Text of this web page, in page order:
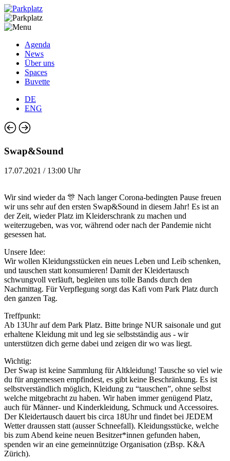
Agenda
News
Über uns
Spaces
Buvette
DE
ENG
Swap&Sound
17.07.2021 / 13:00 Uhr
Wir sind wieder da 🎊 Nach langer Corona-bedingten Pause freuen
wir uns sehr auf den ersten Swap&Sound in diesem Jahr! Es ist an
der Zeit, wieder Platz im Kleiderschrank zu machen und
weiterzugeben, was vor, während oder nach der Pandemie nicht
gesessen hat.
Unsere Idee:
Wir wollen Kleidungsstücken ein neues Leben und Leib schenken,
und tauschen statt konsumieren! Damit der Kleidertausch
schwungvoll verläuft, begleiten uns tolle Bands durch den
Nachmittag. Für Verpflegung sorgt das Kafi vom Park Platz durch
den ganzen Tag.
Treffpunkt:
Ab 13Uhr auf dem Park Platz. Bitte bringe NUR saisonale und gut
erhaltene Kleidung mit und leg sie selbstständig aus - wir
unterstützen dich gerne dabei und zeigen dir wo was liegt.
Wichtig:
Der Swap ist keine Sammlung für Altkleidung! Tausche so viel wie
du für angemessen empfindest, es gibt keine Beschränkung. Es ist
selbstverständlich möglich, Kleidung zu “tauschen”, ohne selbst
welche mitgebracht zu haben. Wir haben immer genügend Platz,
auch für Männer- und Kinderkleidung, Schmuck und Accessoires.
Der Kleidertausch dauert bis circa 18Uhr und findet bei JEDEM
Wetter draussen statt (ausser Schneefall). Kleidungsstücke, welche
bis zum Abend keine neuen Besitzer*innen gefunden haben,
spenden wir an eine gemeinnützige Organisation (zBsp. K&A
Zürich).